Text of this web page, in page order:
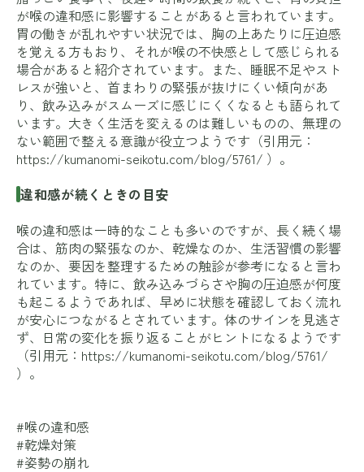
が喉の違和感に影響することがあると言われています。
胃の働きが乱れやすい状況では、胸の上あたりに圧迫感
を覚える方もおり、それが喉の不快感として感じられる
場合があると紹介されています。また、睡眠不足やスト
レスが強いと、首まわりの緊張が抜けにくい傾向があ
り、飲み込みがスムーズに感じにくくなるとも語られて
います。大きく生活を変えるのは難しいものの、無理の
ない範囲で整える意識が役立つようです（引用元：
https://kumanomi-seikotu.com/blog/5761/ ）。
違和感が続くときの目安
喉の違和感は一時的なことも多いのですが、長く続く場
合は、筋肉の緊張なのか、乾燥なのか、生活習慣の影響
なのか、要因を整理するための触診が参考になると言わ
れています。特に、飲み込みづらさや胸の圧迫感が何度
も起こるようであれば、早めに状態を確認しておく流れ
が安心につながるとされています。体のサインを見逃さ
ず、日常の変化を振り返ることがヒントになるようです
（引用元： https://kumanomi-seikotu.com/blog/5761/
）。
#喉の違和感
#乾燥対策
#姿勢の崩れ